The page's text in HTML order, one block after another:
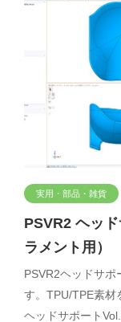
実用・部品・雑貨
PSVR2 ヘッ
ラメント用）
PSVR2ヘッドサ
す。TPU/TPE素材
ヘッドサポート